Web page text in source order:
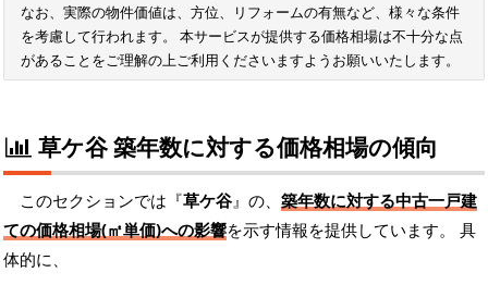
なお、実際の物件価値は、方位、リフォームの有無など、様々な条件
を考慮して行われます。 本サービスが提供する価格相場は不十分な点
があることをご理解の上ご利用くださいますようお願いいたします。
草ケ谷 築年数に対する価格相場の傾向
このセクションでは『草ケ谷』の、 築年数に対する中古一戸建
ての価格相場(㎡単価)への影響を示す情報を提供しています。 具
体的に、